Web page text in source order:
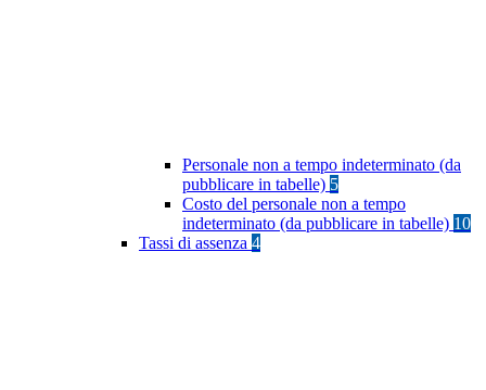
Personale non a tempo indeterminato (da
pubblicare in tabelle) 5
Costo del personale non a tempo
indeterminato (da pubblicare in tabelle) 10
Tassi di assenza 4